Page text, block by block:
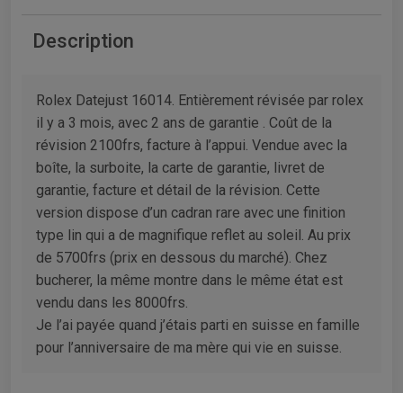
Description
Rolex Datejust 16014. Entièrement révisée par rolex
il y a 3 mois, avec 2 ans de garantie . Coût de la
révision 2100frs, facture à l’appui. Vendue avec la
boîte, la surboite, la carte de garantie, livret de
garantie, facture et détail de la révision. Cette
version dispose d’un cadran rare avec une finition
type lin qui a de magnifique reflet au soleil. Au prix
de 5700frs (prix en dessous du marché). Chez
bucherer, la même montre dans le même état est
vendu dans les 8000frs.
Je l’ai payée quand j’étais parti en suisse en famille
pour l’anniversaire de ma mère qui vie en suisse.